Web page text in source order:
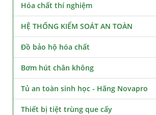
Hóa chất thí nghiệm
HỆ THỐNG KIỂM SOÁT AN TOÀN
Đồ bảo hộ hóa chất
Bơm hút chân không
Tủ an toàn sinh học - Hãng Novapro
Thiết bị tiệt trùng que cấy